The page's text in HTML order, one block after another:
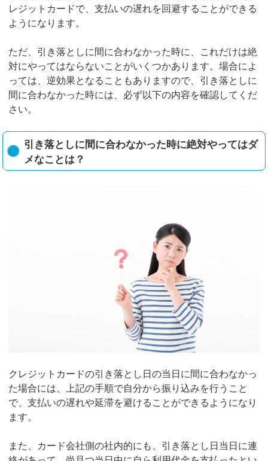
レジットカードで、支払いの遅れを回避することができる
ようになります。
ただ、引き落としに間に合わなかった時に、これだけは絶
対にやってはならないことがいくつかあります。場合によ
っては、逆効果となることもありますので、引き落としに
間に合わなかった時には、必ず以下の内容を確認してくだ
さい。
引き落としに間に合わなかった時に絶対やってはダ
メなことは？
クレジットカードの引き落とし日の当日に間に合わなかっ
た場合には、上記の手順で自分から振り込みを行うこと
で、支払いの遅れや延滞を避けることができるようになり
ます。
また、カード会社側の社内的にも、引き落とし日当日に連